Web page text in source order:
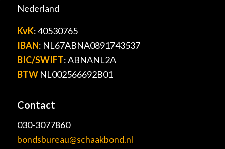
Nederland
KvK: 40530765
IBAN: NL67ABNA0891743537
BIC/SWIFT: ABNANL2A
BTWNL002566692B01
Contact
030-3077860
bondsbureau@schaakbond.nl